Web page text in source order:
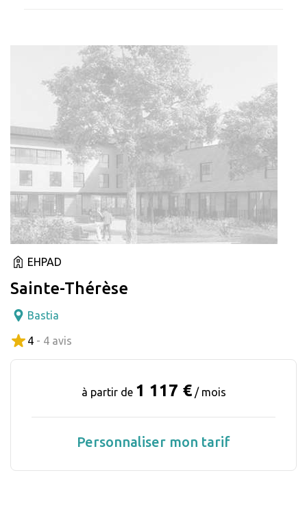
EHPAD
Sainte-Thérèse
Bastia
4 - 4 avis
à partir de 1 117 € / mois
Personnaliser mon tarif